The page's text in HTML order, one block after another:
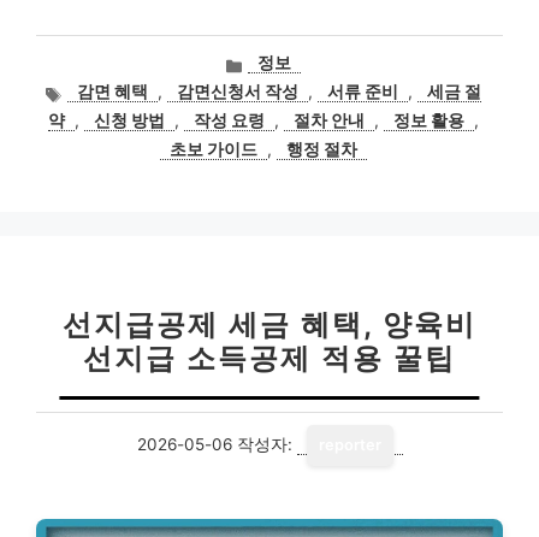
카
테
고
리
정보
태감면 혜택 , 감면신청서 작성 , 서류 준비 ,
세금 절
약 , 신청 방법 , 작성 요령 , 절차 안내 , 정보 활용 ,
초보 가이드 , 행정 절차
선지급공제 세금 혜택, 양육비
선지급 소득공제 적용 꿀팁
2026-05-06 작성자: